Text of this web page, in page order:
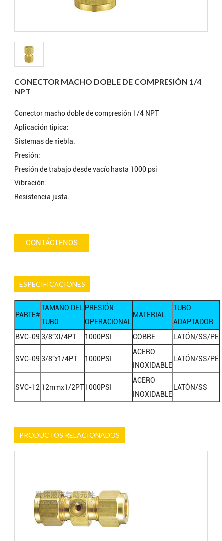
CONECTOR MACHO DOBLE DE COMPRESIÓN 1/4
NPT
Conector macho doble de compresión 1/4 NPT
Aplicación tipica:
Sistemas de niebla.
Presión:
Presión de trabajo desde vacío hasta 1000 psi
Vibración:
Resistencia justa.
CONTÁCTENOS
ESPECIFICACIONES
PARTE#
TAMAÑO DEL
TUBO
PRESIÓN
OPERACIONAL
MATERIAL
TUBO
ADAPTADOR
BVC-09 3/8"Xl/4PT 1000PSI COBRE LATÓN/SS/PE
SVC-09 3/8"x1/4PT 1000PSI
ACERO
INOXIDABLE
LATÓN/SS/PE
SVC-12 12mmx1/2PT1000PSI
ACERO
INOXIDABLE
LATÓN/SS
PRODUCTOS RELACIONADOS